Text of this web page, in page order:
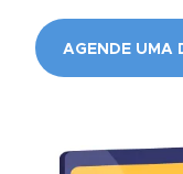
AGENDE UMA